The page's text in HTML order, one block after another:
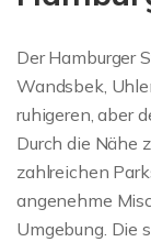
Der Hamburger
Wandsbek,
ruhigeren, aber
Durch die Nähe
zahlreichen
angenehme
Umgebung. Die